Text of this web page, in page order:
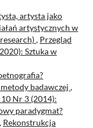
artysta jako
artystycznych w
, Przegląd
Sztuka w
badawczej ,
Nr 3 (2014):
paradygmat?
Rekonstrukcja